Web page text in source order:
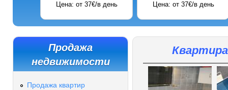
Цена: от 37€/в день Цена: от 37€/в день
Продажа
недвижимости
Продажа квартир